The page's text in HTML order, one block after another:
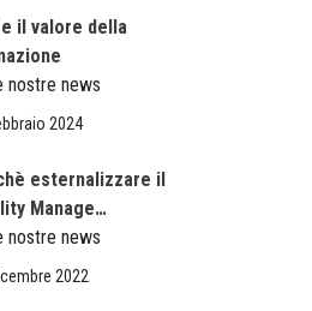
e il valore della
nostre news
2024
esternalizzare il
Manage…
nostre news
2022